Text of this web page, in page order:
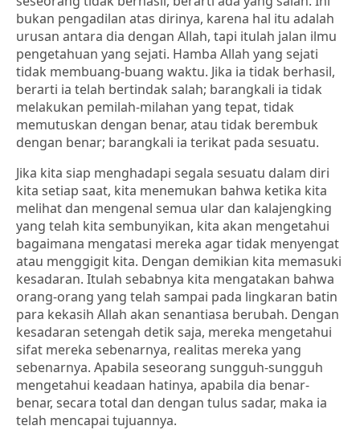
bukan pengadilan atas dirinya, karena hal itu adalah
urusan antara dia dengan Allah, tapi itulah jalan ilmu
pengetahuan yang sejati. Hamba Allah yang sejati
tidak membuang-buang waktu. Jika ia tidak berhasil,
berarti ia telah bertindak salah; barangkali ia tidak
melakukan pemilah-milahan yang tepat, tidak
memutuskan dengan benar, atau tidak berembuk
dengan benar; barangkali ia terikat pada sesuatu.
Jika kita siap menghadapi segala sesuatu dalam diri
kita setiap saat, kita menemukan bahwa ketika kita
melihat dan mengenal semua ular dan kalajengking
yang telah kita sembunyikan, kita akan mengetahui
bagaimana mengatasi mereka agar tidak menyengat
atau menggigit kita. Dengan demikian kita memasuki
kesadaran. Itulah sebabnya kita mengatakan bahwa
orang-orang yang telah sampai pada lingkaran batin
para kekasih Allah akan senantiasa berubah. Dengan
kesadaran setengah detik saja, mereka mengetahui
sifat mereka sebenarnya, realitas mereka yang
sebenarnya. Apabila seseorang sungguh-sungguh
mengetahui keadaan hatinya, apabila dia benar-
benar, secara total dan dengan tulus sadar, maka ia
telah mencapai tujuannya.